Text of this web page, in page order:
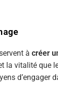
à créer
la vitalité que
d’engager